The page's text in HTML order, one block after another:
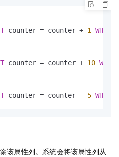
counter = counter + 1 WHERE
counter = counter + 10 WHERE
counter = counter - 5 WHERE
该属性列。系统会将该属性列从